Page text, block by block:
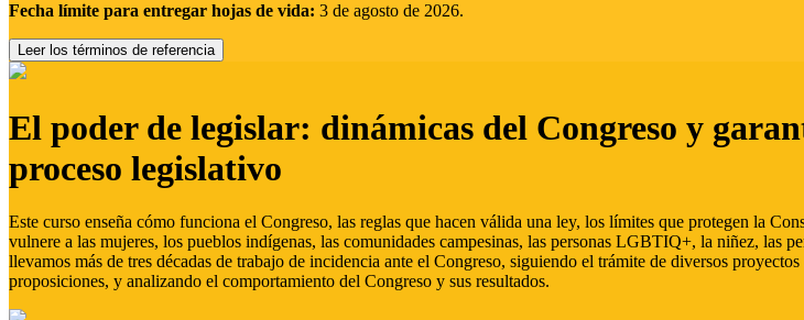
Fecha límite para entregar hojas de vida: 3 de agosto de 2026.
Leer los términos de referencia
El poder de legislar: dinámicas del Congreso y
proceso legislativo
Este curso enseña cómo funciona el Congreso, las reglas que hacen válida una ley, los límites que protegen la
vulnere a las mujeres, los pueblos indígenas, las comunidades campesinas, las personas LGBTIQ+, la niñez, las
llevamos más de tres décadas de trabajo de incidencia ante el Congreso, siguiendo el trámite de diversos
proposiciones, y analizando el comportamiento del Congreso y sus resultados.